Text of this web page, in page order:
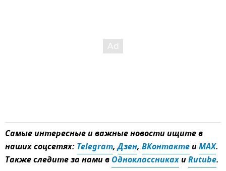
Самые интересные и важные новости ищите в
наших соцсетях:Telegram,Дзен, ВКонтактеиMAX.
Также следите за нами вОдноклассникахиRutube.